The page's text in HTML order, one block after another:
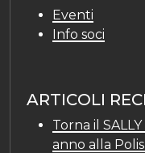
Eventi
Info soci
ARTICOLI
Torna il
anno alla